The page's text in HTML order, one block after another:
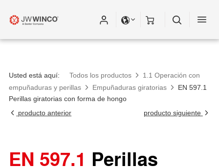
Usted está aquí: Todos los productos
1.1 Operación con
empuñaduras y perillas
Empuñaduras giratorias
EN 597.1
Perillas giratorias con forma de hongo
producto anterior
producto siguiente
EN 597.1 Perillas